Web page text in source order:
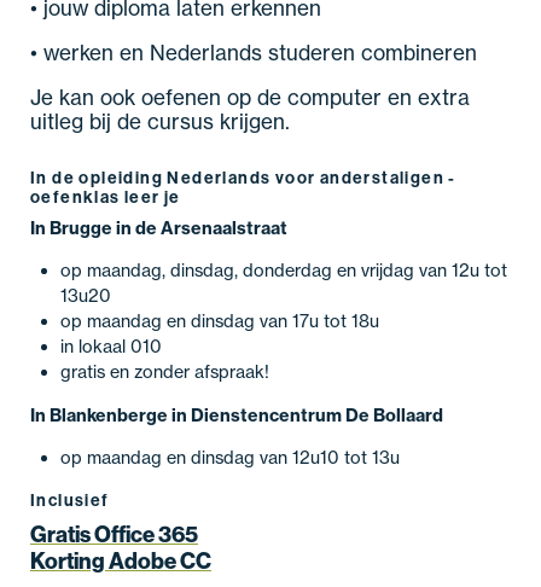
• jouw diploma laten erkennen
• werken en Nederlands studeren combineren
Je kan ook oefenen op de computer en extra
uitleg bij de cursus krijgen.
In de opleiding Nederlands voor anderstaligen -
oefenklas leer je
In Brugge in de Arsenaalstraat
op maandag, dinsdag, donderdag en vrijdag van 12u tot
13u20
op maandag en dinsdag van 17u tot 18u
in lokaal 010
gratis en zonder afspraak!
In Blankenberge in Dienstencentrum De Bollaard
op maandag en dinsdag van 12u10 tot 13u
Inclusief
Gratis Office 365
Korting Adobe CC